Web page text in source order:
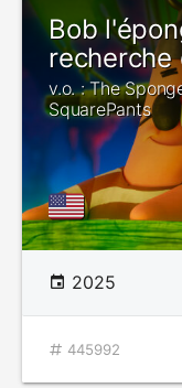
Bob
recherche
v.o. : The
SquarePants
2025
445992